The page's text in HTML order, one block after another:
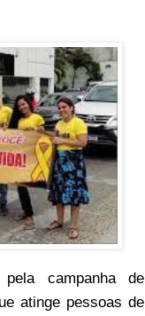
campanha de
atinge pessoas de